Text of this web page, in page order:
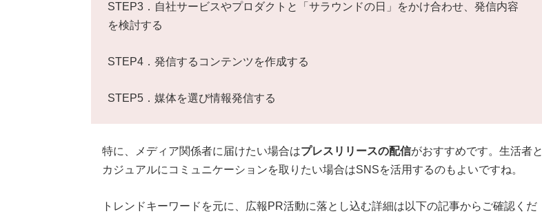
STEP3．自社サービスやプロダクトと「サラウンドの日」をかけ合わせ、発信内容
を検討する
STEP4．発信するコンテンツを作成する
STEP5．媒体を選び情報発信する
特に、メディア関係者に届けたい場合はプレスリリースの配信がおすすめです。生活者と
カジュアルにコミュニケーションを取りたい場合はSNSを活用するのもよいですね。
トレンドキーワードを元に、広報PR活動に落とし込む詳細は以下の記事からご確認くだ